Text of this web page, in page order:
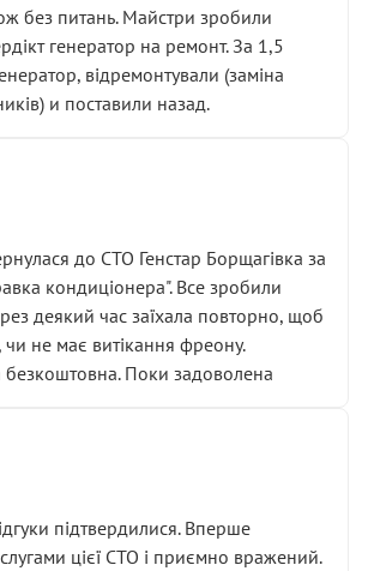
без питань. Майстри зробили
генератор на ремонт. За 1,5
відремонтували (заміна
и поставили назад.
до СТО Генстар Борщагівка за
кондиціонера". Все зробили
деякий час заїхала повторно, щоб
чи не має витікання фреону.
безкоштовна. Поки задоволена
підтвердилися. Вперше
цієї СТО і приємно вражений.